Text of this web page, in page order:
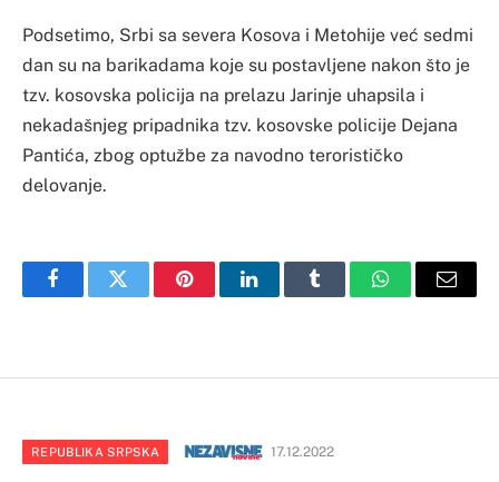
Podsetimo, Srbi sa severa Kosova i Metohije već sedmi
dan su na barikadama koje su postavljene nakon što je
tzv. kosovska policija na prelazu Jarinje uhapsila i
nekadašnjeg pripadnika tzv. kosovske policije Dejana
Pantića, zbog optužbe za navodno terorističko
delovanje.
FacebookTwitter PinterestLinkedInTumblr WhatsAppEmail
REPUBLIKA SRPSKA 17.12.2022